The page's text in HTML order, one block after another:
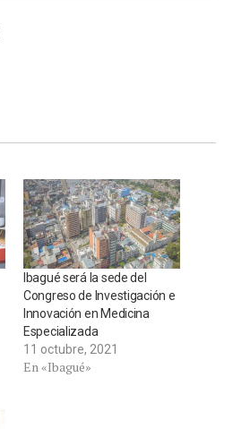
Ibagué será la sede del
Congreso de Investigación e
Innovación en Medicina
Especializada
11 octubre, 2021
En «Ibagué»